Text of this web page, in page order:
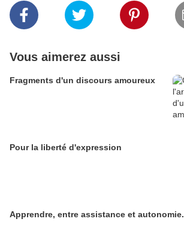
Vous aimerez aussi
Fragments d'un discours amoureux
Pour la liberté d'expression
Apprendre, entre assistance et autonomie.